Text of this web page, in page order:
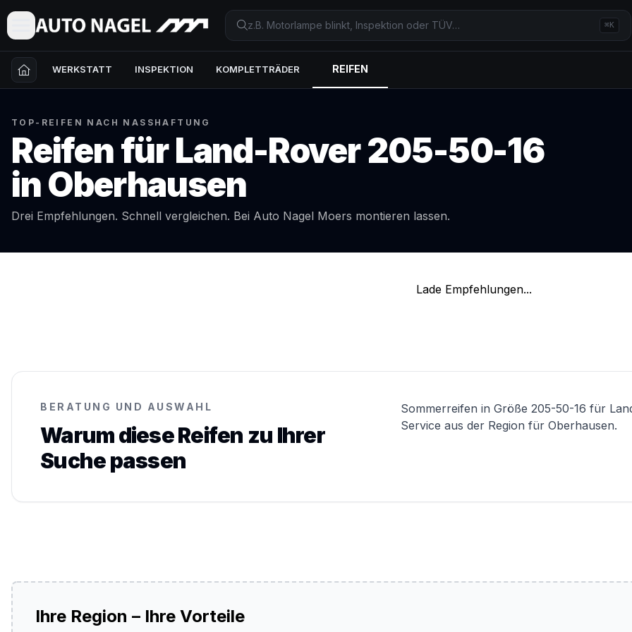
⌘K
WERKSTATT INSPEKTION KOMPLETTRÄDER REIFEN
TOP-REIFEN NACH NASSHAFTUNG
Reifen fürLand-Rover205-50-16
inOberhausen
Drei Empfehlungen. Schnell vergleichen. Bei Auto Nagel Moers montieren lassen.
Lade Empfehlungen...
BERATUNG UND AUSWAHL
Warum diese Reifen zu Ihrer
Suche passen
Sommerreifen in Größe 205-50-16 für
Service aus der Region für Oberhausen.
Ihre Region – Ihre Vorteile